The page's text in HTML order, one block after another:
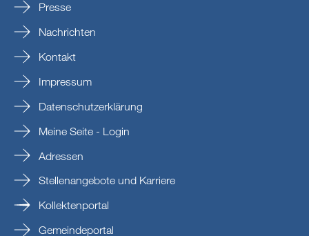
Presse
Nachrichten
Kontakt
Impressum
Datenschutzerklärung
Meine Seite - Login
Adressen
Stellenangebote und Karriere
Kollektenportal
Gemeindeportal